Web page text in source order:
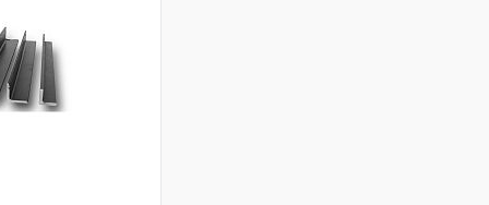
Сравнение
Под заказ